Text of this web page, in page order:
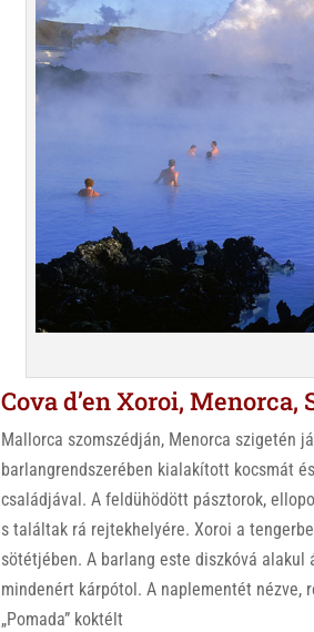
Cova d’en Xoroi, Menorca,
Mallorca szomszédján, Menorca szigetén
barlangrendszerében kialakított kocsmát
családjával. A feldühödött pásztorok,
s találtak rá rejtekhelyére. Xoroi a
sötétjében. A barlang este diszkóvá
mindenért kárpótol. A naplementét
„Pomada” koktélt